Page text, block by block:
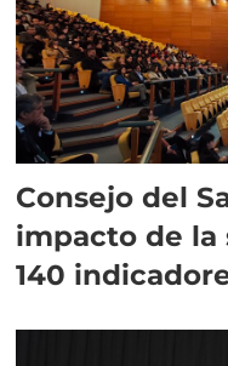
Consejo del
impacto de la
140